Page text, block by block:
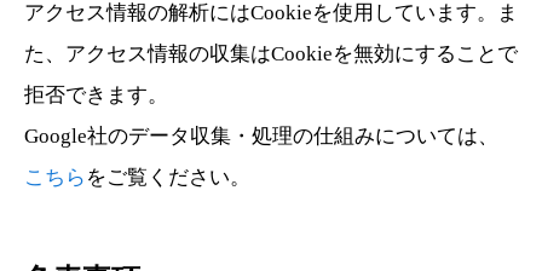
アクセス情報の解析にはCookieを使用しています。ま
た、アクセス情報の収集はCookieを無効にすることで
拒否できます。
Google社のデータ収集・処理の仕組みについては、
こちら をご覧ください。